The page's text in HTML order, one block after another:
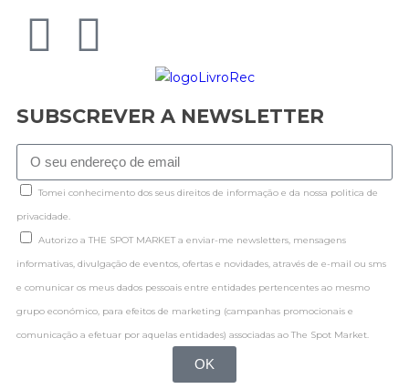
SUBSCREVER A NEWSLETTER
Tomei conhecimento dos seus direitos de informação e da nossa politica de
privacidade.
Autorizo a THE SPOT MARKET a enviar-me newsletters, mensagens
informativas, divulgação de eventos, ofertas e novidades, através de e-mail ou sms
e comunicar os meus dados pessoais entre entidades pertencentes ao mesmo
grupo económico, para efeitos de marketing (campanhas promocionais e
comunicação a efetuar por aquelas entidades) associadas ao The Spot Market.
OK